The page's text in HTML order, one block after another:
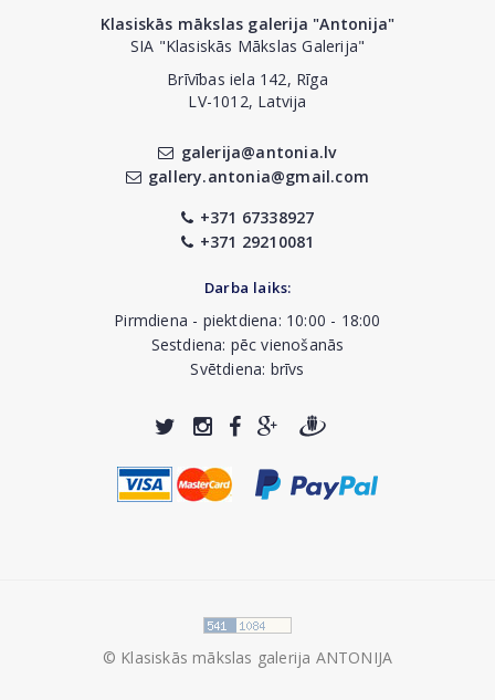
Klasiskās mākslas galerija "Antonija"
SIA "Klasiskās Mākslas Galerija"
Brīvības iela 142, Rīga
LV-1012, Latvija
galerija@antonia.lv
gallery.antonia@gmail.com
+371 67338927
+371 29210081
Darba laiks:
Pirmdiena - piektdiena: 10:00 - 18:00
Sestdiena: pēc vienošanās
Svētdiena: brīvs
© Klasiskās mākslas galerija ANTONIJA